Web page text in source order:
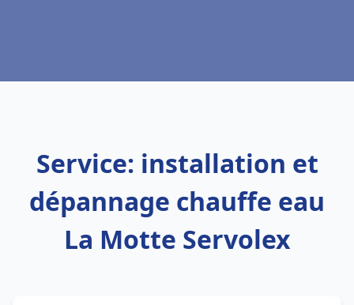
Service: installation et
dépannage chauffe eau
La Motte Servolex